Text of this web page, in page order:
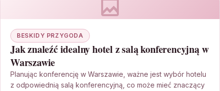
BESKIDY PRZYGODA
Jak znaleźć idealny hotel z salą konferencyjną w
Warszawie
Planując konferencję w Warszawie, ważne jest wybór hotelu
z odpowiednią salą konferencyjną, co może mieć znaczący